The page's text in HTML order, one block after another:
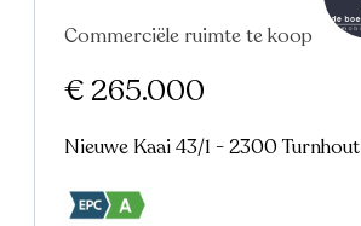
Virtual tour
Commerciële ruimte te koop
€ 265.000
Nieuwe Kaai 43/1 - 2300 Turnhout